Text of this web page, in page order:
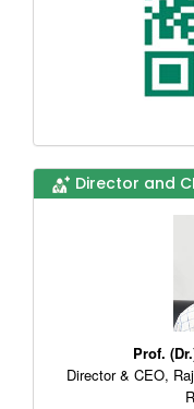
Director and
Prof.
Director & CEO,